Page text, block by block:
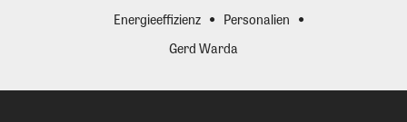
Energieeffizienz
Personalien
Gerd Warda